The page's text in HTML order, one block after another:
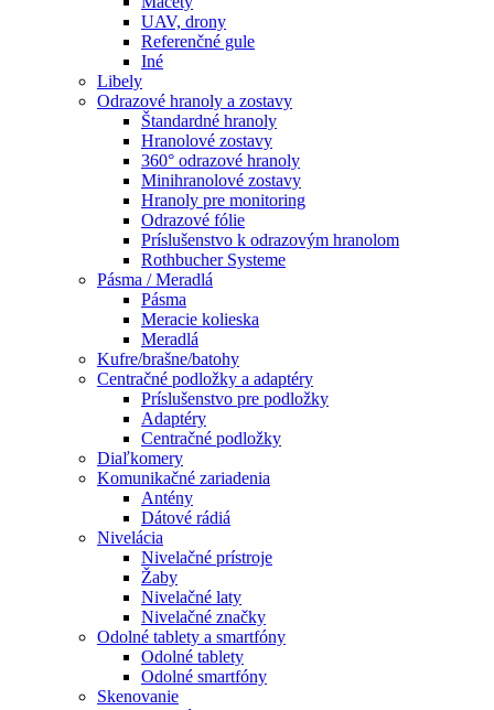
UAV, drony
Referenčné gule
Iné
Libely
Odrazové hranoly a zostavy
Štandardné hranoly
Hranolové zostavy
360° odrazové hranoly
Minihranolové zostavy
Hranoly pre monitoring
Odrazové fólie
Príslušenstvo k odrazovým hranolom
Rothbucher Systeme
Pásma / Meradlá
Pásma
Meracie kolieska
Meradlá
Kufre/brašne/batohy
Centračné podložky a adaptéry
Príslušenstvo pre podložky
Adaptéry
Centračné podložky
Diaľkomery
Komunikačné zariadenia
Antény
Dátové rádiá
Nivelácia
Nivelačné prístroje
Žaby
Nivelačné laty
Nivelačné značky
Odolné tablety a smartfóny
Odolné tablety
Odolné smartfóny
Skenovanie